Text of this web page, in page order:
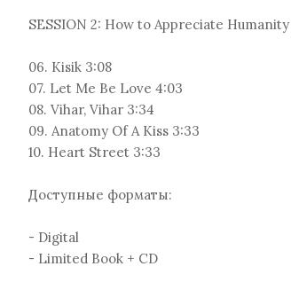
SESSION 2: How to Appreciate
06. Kisik 3:08
07. Let Me Be Love 4:03
08. Vihar, Vihar 3:34
09. Anatomy Of A Kiss 3:33
10. Heart Street 3:33
Доступные форматы:
- Digital
- Limited Book + CD